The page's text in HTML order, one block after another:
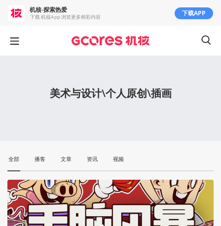
美术与设计\个人原创\插画
全部 播客 文章 资讯 视频
机核-探索热爱
下载 机核App 浏览更多精彩内容 下载APP